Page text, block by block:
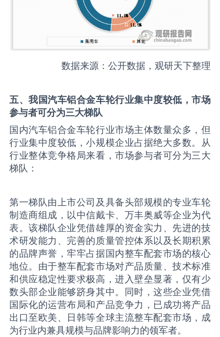
数据来源：公开数据，观研天下整理
五、我国汽车铝合金车轮行业集中度较低，市场
参与者可分为三大梯队
国内汽车铝合金车轮行业市场主体数量众多，但
行业集中度较低，小规模企业占据绝大多数。从
行业整体竞争格局来看，市场参与者可分为三大
梯队：
第一梯队由上市公司及具备头部规模的专业车轮
制造商组成，以中信戴卡、万丰奥威等企业为代
表。该梯队企业凭借雄厚的资金实力、先进的技
术研发能力、完善的质量管控体系以及长期积累
的品牌声誉，牢牢占据国内整车配套市场的核心
地位。由于整车配套市场对产品质量、技术标准
和供应稳定性要求极高，进入壁垒显著，仅有少
数头部企业能够跻身其中。同时，这些企业凭借
国际化的运营布局和产品竞争力，已成功将产品
出口至欧美、日韩等全球主流整车配套市场，成
为行业内兼具规模与品牌影响力的领军者。